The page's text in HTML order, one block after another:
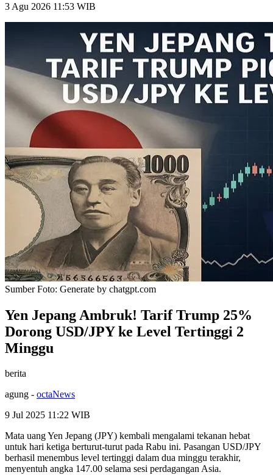
3 Agu 2026 11:53 WIB
Sumber Foto: Generate by chatgpt.com
Yen Jepang Ambruk! Tarif Trump 25%
Dorong USD/JPY ke Level Tertinggi 2
Minggu
berita
agung - octaNews
9 Jul 2025 11:22 WIB
Mata uang Yen Jepang (JPY) kembali mengalami tekanan hebat
untuk hari ketiga berturut-turut pada Rabu ini. Pasangan USD/JPY
berhasil menembus level tertinggi dalam dua minggu terakhir,
menyentuh angka 147.00 selama sesi perdagangan Asia.